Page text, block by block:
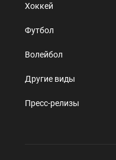
Хоккей
Футбол
Волейбол
Другие виды
Пресс-релизы